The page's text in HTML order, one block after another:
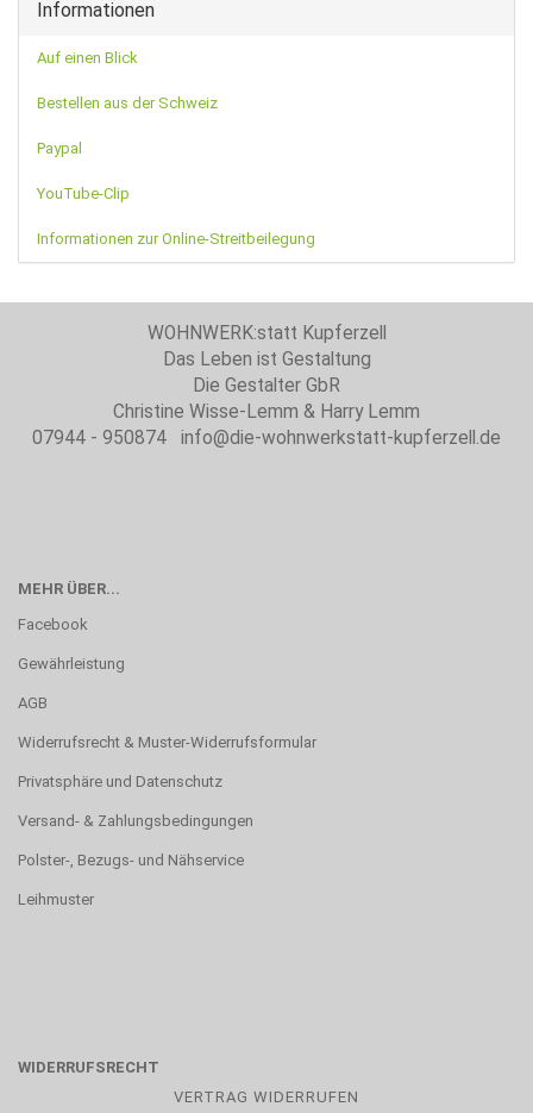
Informationen
Auf einen Blick
Bestellen aus der Schweiz
Paypal
YouTube-Clip
Informationen zur Online-Streitbeilegung
WOHNWERK:statt Kupferzell
Das Leben ist Gestaltung
Die Gestalter GbR
Christine Wisse-Lemm & Harry Lemm
07944 - 950874 info@die-wohnwerkstatt-kupferzell.de
MEHR ÜBER...
Facebook
Gewährleistung
AGB
Widerrufsrecht & Muster-Widerrufsformular
Privatsphäre und Datenschutz
Versand- & Zahlungsbedingungen
Polster-, Bezugs- und Nähservice
Leihmuster
WIDERRUFSRECHT
VERTRAG WIDERRUFEN